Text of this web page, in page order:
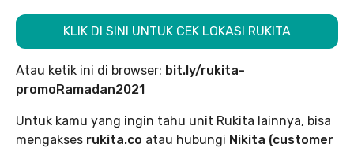
KLIK DI SINI UNTUK CEK LOKASI RUKITA
Atau ketik ini di browser: bit.ly/rukita-
promoRamadan2021
Untuk kamu yang ingin tahu unit Rukita lainnya, bisa
mengakses rukita.co atau hubungi Nikita (customer